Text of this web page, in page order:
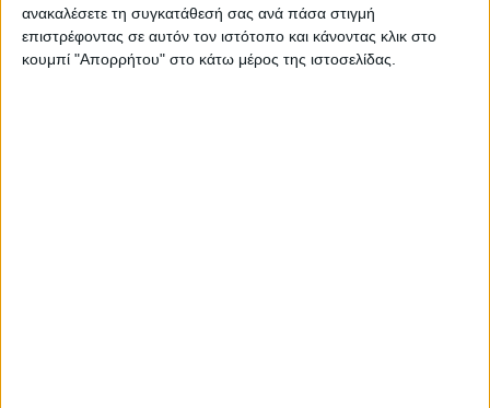
ανακαλέσετε τη συγκατάθεσή σας ανά πάσα στιγμή
επιστρέφοντας σε αυτόν τον ιστότοπο και κάνοντας κλικ στο
κουμπί "Απορρήτου" στο κάτω μέρος της ιστοσελίδας.